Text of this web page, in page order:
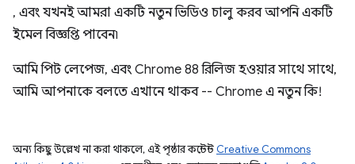
, এবং যখনই আমরা একটি নতুন ভিডিও চালু করব আপনি একটি
ইমেল বিজ্ঞপ্তি পাবেন৷
আমি পিট লেপেজ, এবং Chrome 88 রিলিজ হওয়ার সাথে সাথে,
আমি আপনাকে বলতে এখানে থাকব -- Chrome এ নতুন কি!
অন্য কিছু উল্লেখ না করা থাকলে, এই পৃষ্ঠার কন্টেন্ট Creative Commons